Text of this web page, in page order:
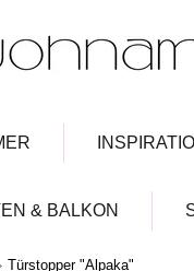
& BALKON
Türstopper "Alpaka"